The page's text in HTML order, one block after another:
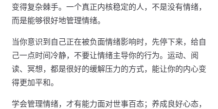
变得复杂棘手。一个真正内核稳定的人，不是没有情绪，
而是能够很好地管理情绪。
当你意识到自己正在被负面情绪影响时，先停下来，给自
己一点时间冷静，不要让情绪主导你的行为。运动、阅
读、冥想，都是很好的缓解压力的方式，能让你的内心变
得更加平和。
学会管理情绪，才有能力面对世事百态；养成良好心态，